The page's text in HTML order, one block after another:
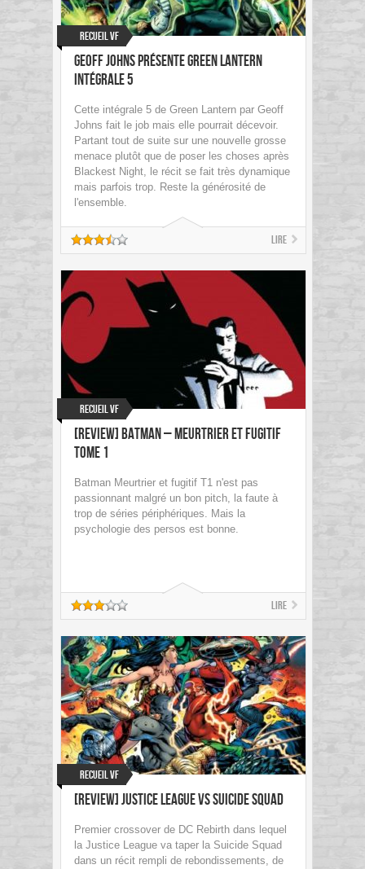
Recueil VF
Geoff Johns présente Green Lantern
Intégrale 5
Cette intégrale 5 de Green Lantern par Geoff
Johns fait le job mais elle pourrait décevoir.
Partant tout de suite sur une nouvelle grosse
menace plutôt que de poser les choses après
Blackest Night, le récit se fait très dynamique
mais parfois trop. Reste la générosité de
l'ensemble.
Lire
Recueil VF
[Review] Batman – Meurtrier et fugitif
Tome 1
Batman Meurtrier et fugitif T1 n'est pas
passionnant malgré un bon pitch, la faute à
trop de séries périphériques. Mais la
psychologie des persos est bonne.
Lire
Recueil VF
[Review] Justice League Vs Suicide Squad
Premier crossover de DC Rebirth dans lequel
la Justice League va taper la Suicide Squad
dans un récit rempli de rebondissements, de